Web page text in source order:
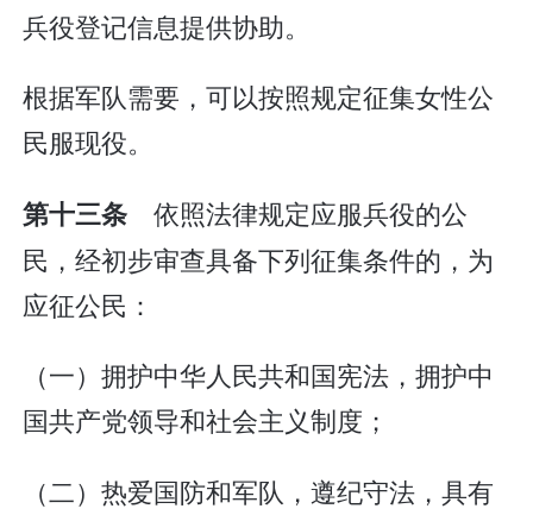
兵役登记信息提供协助。
根据军队需要，可以按照规定征集女性公
民服现役。
第十三条 依照法律规定应服兵役的公
民，经初步审查具备下列征集条件的，为
应征公民：
（一）拥护中华人民共和国宪法，拥护中
国共产党领导和社会主义制度；
（二）热爱国防和军队，遵纪守法，具有